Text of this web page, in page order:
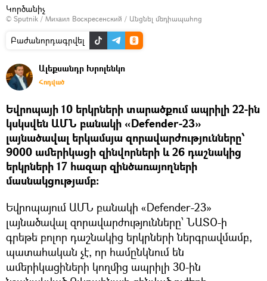
Կործանիչ
© Sputnik / Михаил Воскресенский / Անցնել մեդիապահոց
Բաժանորդագրվել
Ալեքսանդր Խրոլենկո
Հոդված
Եվրոպայի 10 երկրների տարածքում ապրիլի 22-ին
կսկսվեն ԱՄՆ բանակի «Defender-23»
լայնածավալ երկամսյա զորավարժությունները՝
9000 ամերիկացի զինվորների և 26 դաշնակից
երկրների 17 հազար զինծառայողների
մասնակցությամբ։
Եվրոպայում ԱՄՆ բանակի «Defender-23»
լայնածավալ զորավարժությունները՝ ՆԱՏՕ-ի
գրեթե բոլոր դաշնակից երկրների ներգրավմամբ,
պատահական չէ, որ համընկնում են
ամերիկացիների կողմից ապրիլի 30-ին